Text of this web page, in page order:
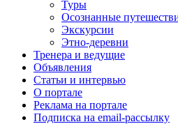
Туры
Осознанные
Экскурсии
Этно-деревни
Тренера и ведущие
Объявления
Статьи и интервью
О портале
Реклама на портале
Подписка на email-рассылку